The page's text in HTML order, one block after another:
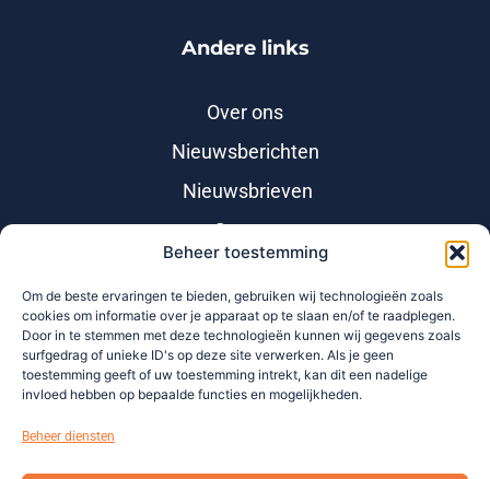
Beheer toestemming
Om de beste ervaringen te bieden, gebruiken wij technologieën zoals
cookies om informatie over je apparaat op te slaan en/of te raadplegen.
Door in te stemmen met deze technologieën kunnen wij gegevens zoals
surfgedrag of unieke ID's op deze site verwerken. Als je geen
toestemming geeft of uw toestemming intrekt, kan dit een nadelige
invloed hebben op bepaalde functies en mogelijkheden.
Beheer diensten
Andere links
Over ons
Nieuwsberichten
Nieuwsbrieven
Contact
Incassobijsluiter